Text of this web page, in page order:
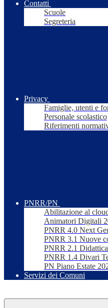
Contatti
Scuole
Segreteria
Privacy
Famiglie, utenti e
Personale scolastico
Riferimenti
PNRR/PN
Abilitazione al
Animatori Digitali
PNRR 4.0 Next
PNRR 3.1 Nuove
PNRR 2.1
PNRR 1.4 Divari
PN Piano Estate
Servizi dei Comuni